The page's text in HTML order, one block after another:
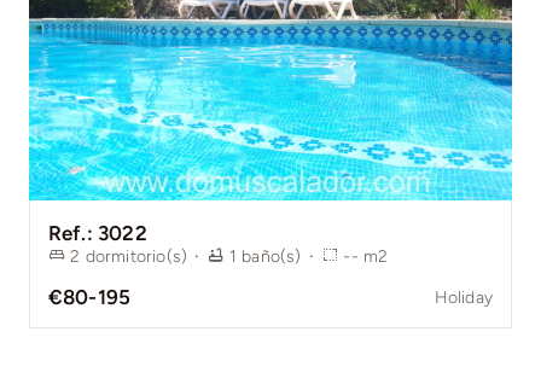
Ref.: 3022
2 dormitorio(s) · 1 baño(s) · -- m2
€80-195 Holiday